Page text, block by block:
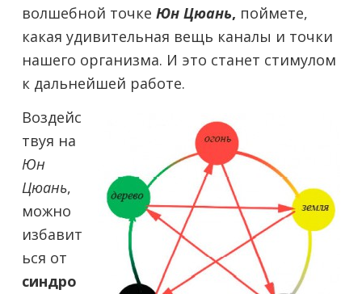
волшебной точке Юн Цюань, поймете,
какая удивительная вещь каналы и точки
нашего организма. И это станет стимулом
к дальнейшей работе.
Воздейс
твуя на
Юн
Цюань,
можно
избавит
ься от
синдро